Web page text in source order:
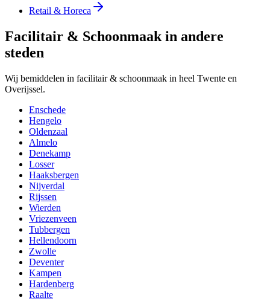
Retail & Horeca
Facilitair & Schoonmaak in andere
steden
Wij bemiddelen in facilitair & schoonmaak in heel Twente en
Overijssel.
Enschede
Hengelo
Oldenzaal
Almelo
Denekamp
Losser
Haaksbergen
Nijverdal
Rijssen
Wierden
Vriezenveen
Tubbergen
Hellendoorn
Zwolle
Deventer
Kampen
Hardenberg
Raalte